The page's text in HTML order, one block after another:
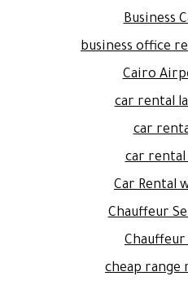
Business
business office
Cairo
car rental
car
car rental
Car Rental
Chauffeur
Chauffeur
cheap range